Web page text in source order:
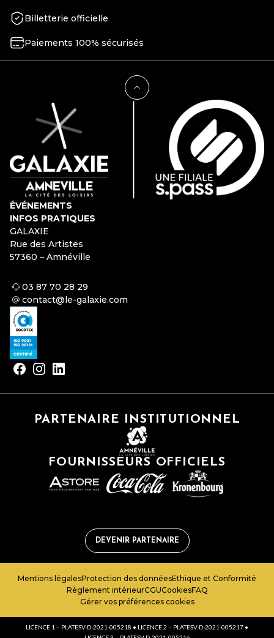
Billetterie officielle
Paiements 100% sécurisés
ÉVÉNEMENTS
INFOS PRATIQUES
GALAXIE
Rue des Artistes
57360 – Amnéville
03 87 70 28 29
contact@le-galaxie.com
PARTENAIRE INSTITUTIONNEL
FOURNISSEURS OFFICIELS
DEVENIR PARTENAIRE
Mentions légalesProtection des donnéesEthique et Conformité
Règlement intérieurCGUCookiesFAQ
Gérer vos préférences cookies
LICENCE 1 – PLATESV-D-2021-005218 • LICENCE 2 – PLATESV-D-2021-005217 •